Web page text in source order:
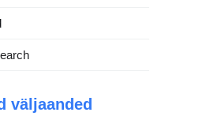
väljaanded